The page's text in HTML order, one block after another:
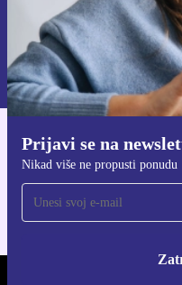
Prijavi se na
Nikad više ne propusti ponudu
Informacije o korištenju
Pravilima privatnosti.
Za iOS